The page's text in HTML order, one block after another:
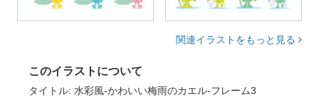
関連イラストをもっと見る
このイラストについて
タイトル: 水彩風-かわいい梅雨のカエル-フレーム3